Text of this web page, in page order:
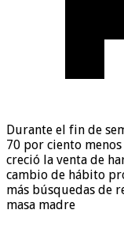
Durante el fin de
70 por ciento
creció la venta de
cambio de hábito
más búsquedas de
masa madre